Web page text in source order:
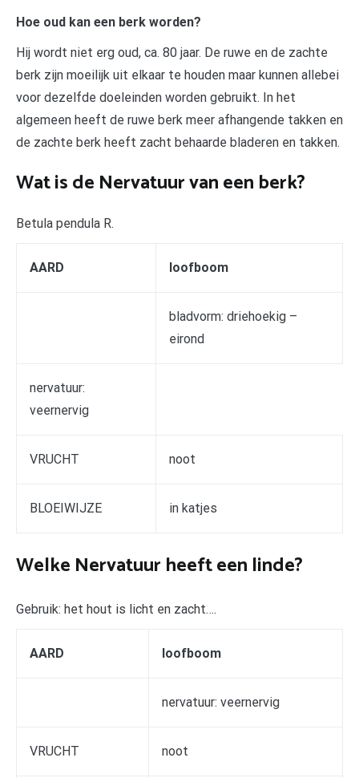
Hoe oud kan een berk worden?
Hij wordt niet erg oud, ca. 80 jaar. De ruwe en de zachte
berk zijn moeilijk uit elkaar te houden maar kunnen allebei
voor dezelfde doeleinden worden gebruikt. In het
algemeen heeft de ruwe berk meer afhangende takken en
de zachte berk heeft zacht behaarde bladeren en takken.
Wat is de Nervatuur van een berk?
Betula pendula R.
AARD loofboom
bladvorm: driehoekig –
eirond
nervatuur:
veernervig
VRUCHT noot
BLOEIWIJZE in katjes
Welke Nervatuur heeft een linde?
Gebruik: het hout is licht en zacht….
AARD loofboom
nervatuur: veernervig
VRUCHT noot